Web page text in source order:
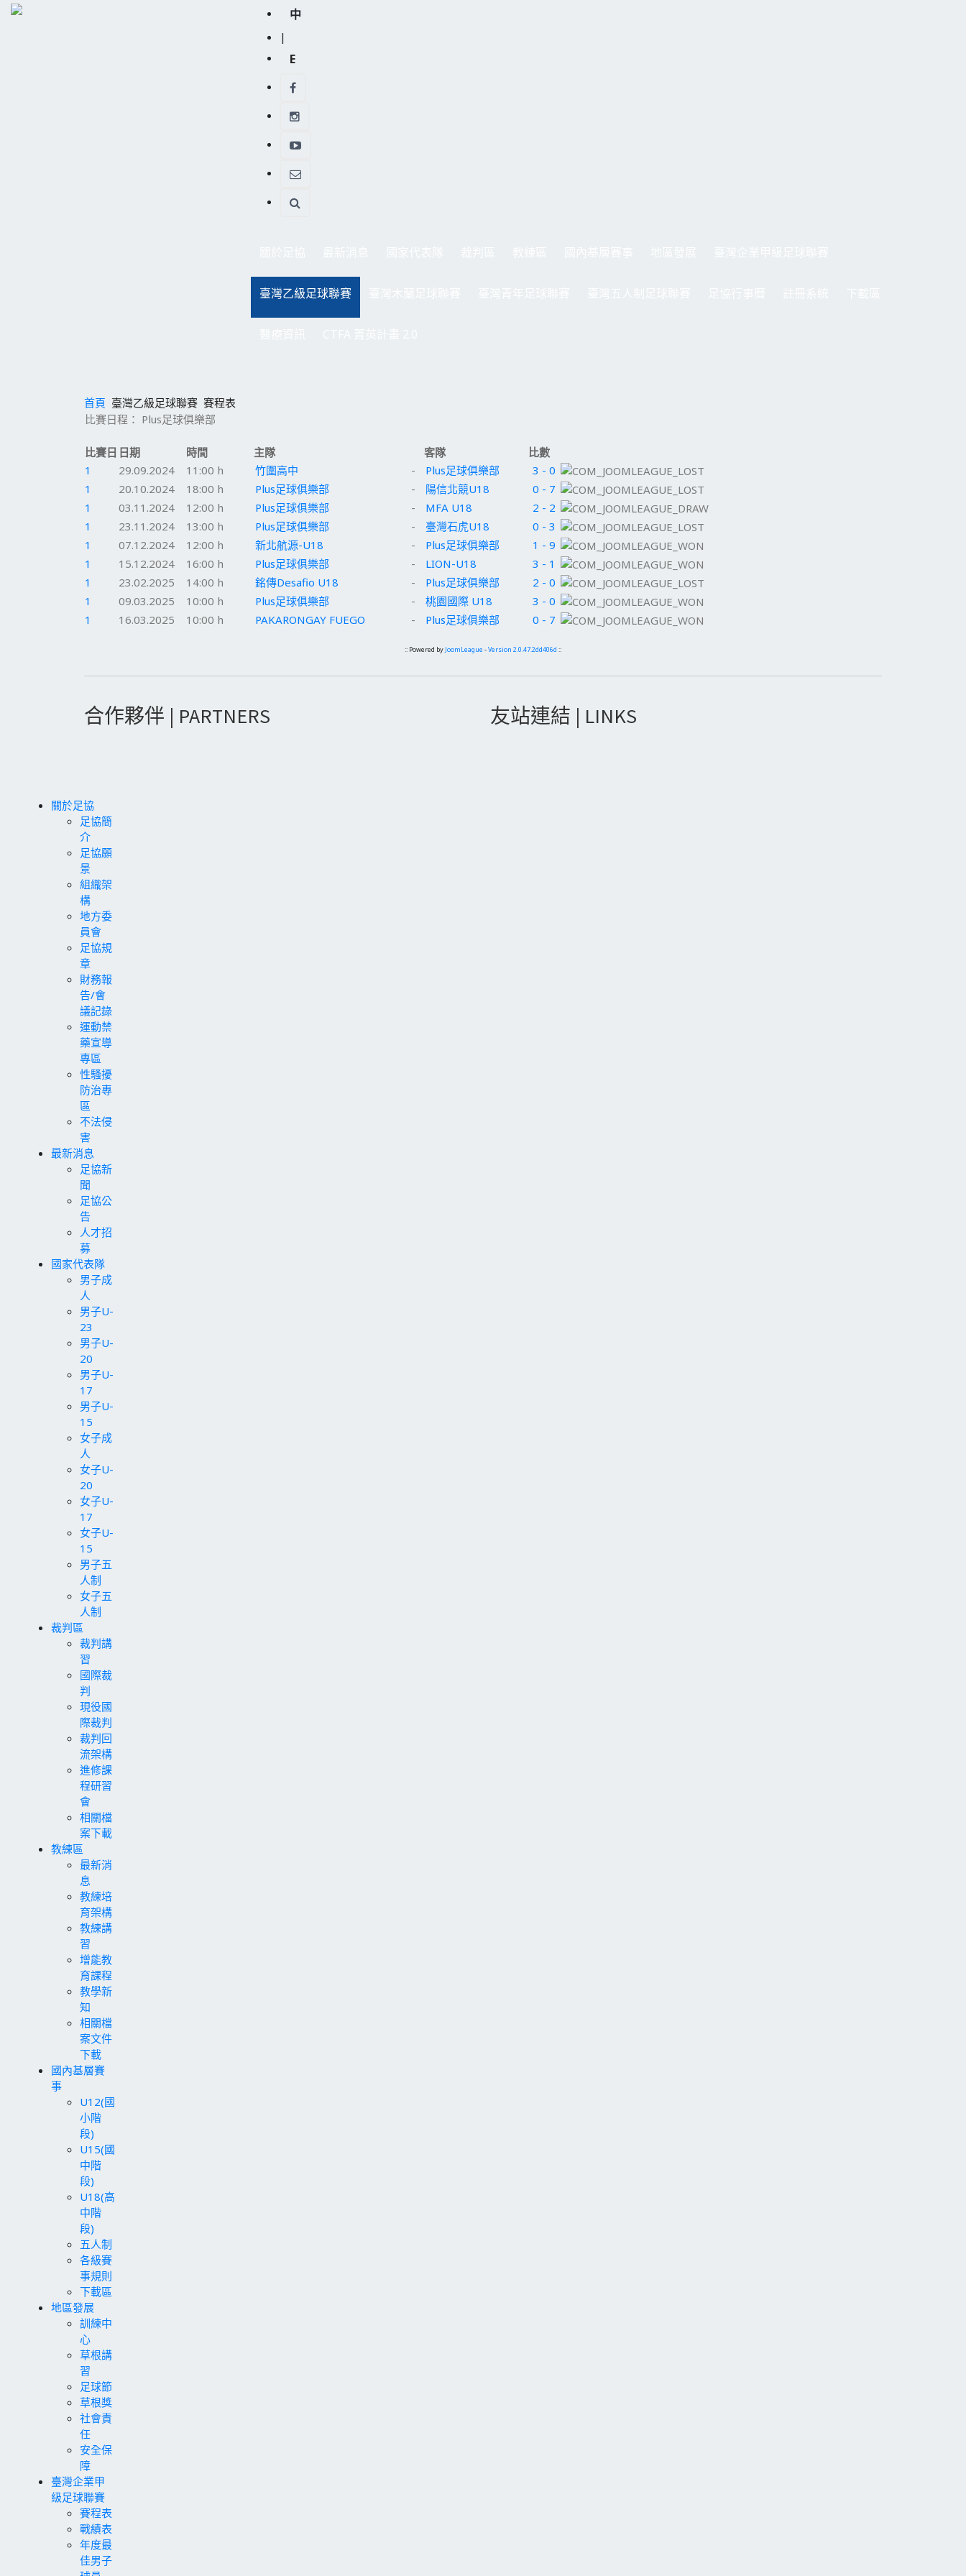
中
|
E
臺灣乙級足球聯賽
首頁 臺灣乙級足球聯賽 賽程表
比賽日程： Plus足球俱樂部
比賽日 日期 時間 主隊 客隊
比數
1
29.09.2024 11:00 h 竹圍高中 - Plus足球俱樂部
3 - 0
1
20.10.2024 18:00 h Plus足球俱樂部 - 陽信北競U18
0 - 7
1
03.11.2024 12:00 h Plus足球俱樂部 - MFA U18
2 - 2
1
23.11.2024 13:00 h Plus足球俱樂部 - 臺灣石虎U18
0 - 3
1
07.12.2024 12:00 h 新北航源-U18 - Plus足球俱樂部
1 - 9
1
15.12.2024 16:00 h Plus足球俱樂部 - LION-U18
3 - 1
1
23.02.2025 14:00 h 銘傳Desafio U18 - Plus足球俱樂部
2 - 0
1
09.03.2025 10:00 h Plus足球俱樂部 - 桃園國際 U18
3 - 0
1
16.03.2025 10:00 h PAKARONGAY FUEGO - Plus足球俱樂部 0 - 7
:: Powered by JoomLeague -Version 2.0.47.2dd406d ::
合作夥伴 | PARTNERS 友站連結 | LINKS
關於足協
足協簡
介
足協願
景
組織架
構
地方委
員會
足協規
章
財務報
告/會
議記錄
運動禁
藥宣導
專區
性騷擾
防治專
區
不法侵
害
最新消息
足協新
聞
足協公
告
人才招
募
國家代表隊
男子成
人
男子U-
23
男子U-
20
男子U-
17
男子U-
15
女子成
人
女子U-
20
女子U-
17
女子U-
15
男子五
人制
女子五
人制
裁判區
裁判講
習
國際裁
判
現役國
際裁判
裁判回
流架構
進修課
程研習
會
相關檔
案下載
教練區
最新消
息
教練培
育架構
教練講
習
增能教
育課程
教學新
知
相關檔
案文件
下載
國內基層賽
事
U12(國
小階
段)
U15(國
中階
段)
U18(高
中階
段)
五人制
各級賽
事規則
下載區
地區發展
訓練中
心
草根講
習
足球節
草根獎
社會責
任
安全保
障
臺灣企業甲
級足球聯賽
賽程表
戰績表
年度最
佳男子